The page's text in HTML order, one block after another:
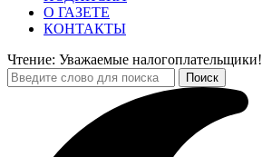
О ГАЗЕТЕ
КОНТАКТЫ
Чтение: Уважаемые налогоплательщики!